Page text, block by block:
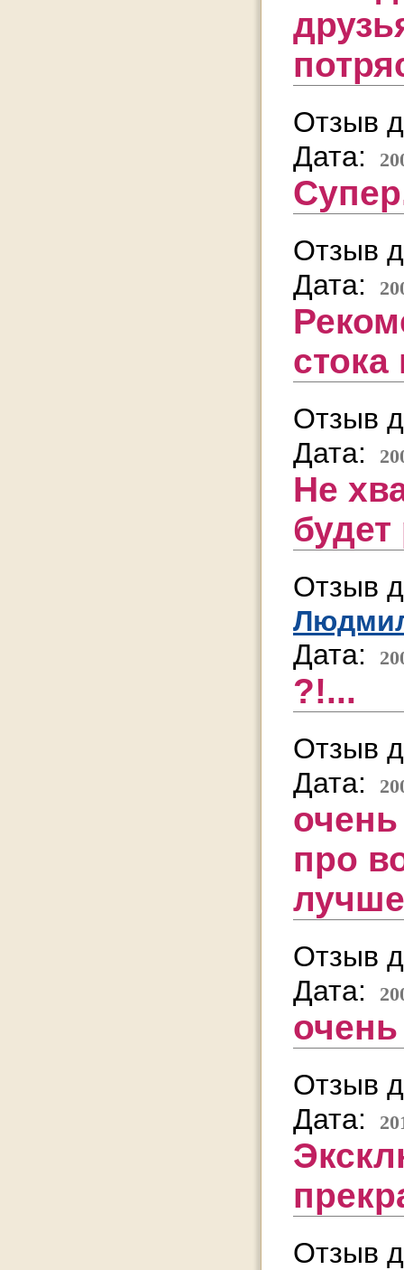
Отзыв
Дата:
Отзыв
Дата:
стока
Отзыв
Дата:
Не
Отзыв
Дата:
?!...
Отзыв
Дата:
про
Отзыв
Дата:
Отзыв
Дата:
Отзыв